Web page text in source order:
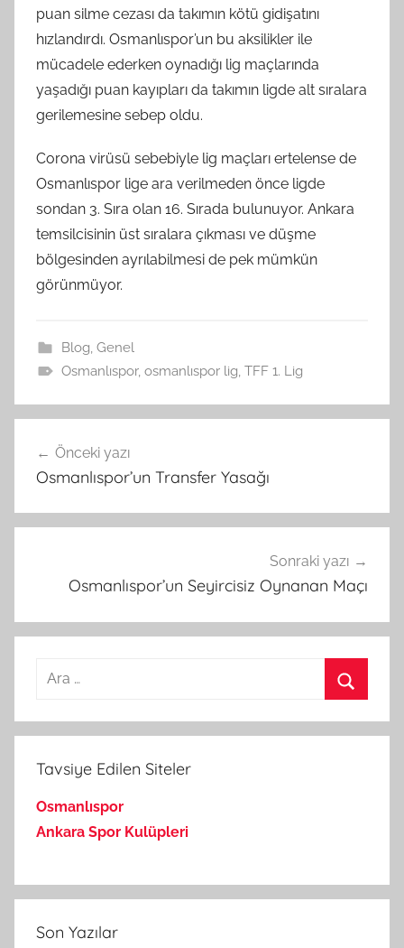
puan silme cezası da takımın kötü gidişatını
hızlandırdı. Osmanlıspor’un bu aksilikler ile
mücadele ederken oynadığı lig maçlarında
yaşadığı puan kayıpları da takımın ligde alt sıralara
gerilemesine sebep oldu.
Corona virüsü sebebiyle lig maçları ertelense de
Osmanlıspor lige ara verilmeden önce ligde
sondan 3. Sıra olan 16. Sırada bulunuyor. Ankara
temsilcisinin üst sıralara çıkması ve düşme
bölgesinden ayrılabilmesi de pek mümkün
görünmüyor.
Blog, Genel
Osmanlıspor, osmanlıspor lig, TFF 1. Lig
gezinmesi
Önceki yazı
Osmanlıspor’un Transfer Yasağı
Sonraki yazı
Osmanlıspor’un Seyircisiz Oynanan Maçı
Arama:
Tavsiye Edilen Siteler
Osmanlıspor
Ankara Spor Kulüpleri
Son Yazılar